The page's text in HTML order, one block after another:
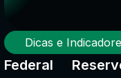
Dicas e
Federal